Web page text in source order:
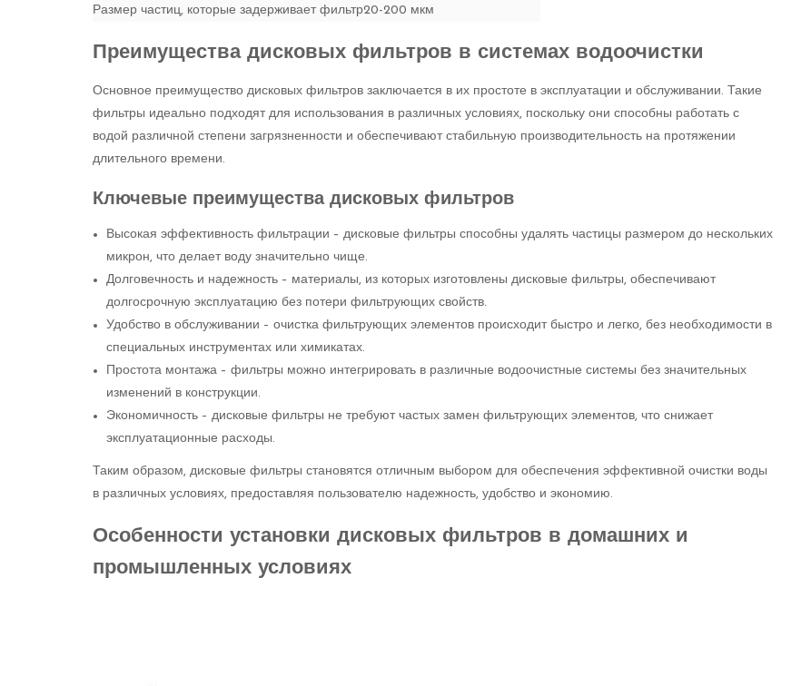
Размер частиц, которые задерживает фильтр20-200 мкм
Преимущества дисковых фильтров в системах водоочистки
Основное преимущество дисковых фильтров заключается в их простоте в эксплуатации и обслуживании. Такие
фильтры идеально подходят для использования в различных условиях, поскольку они способны работать с
водой различной степени загрязненности и обеспечивают стабильную производительность на протяжении
длительного времени.
Ключевые преимущества дисковых фильтров
Высокая эффективность фильтрации – дисковые фильтры способны удалять частицы размером до нескольких
микрон, что делает воду значительно чище.
Долговечность и надежность – материалы, из которых изготовлены дисковые фильтры, обеспечивают
долгосрочную эксплуатацию без потери фильтрующих свойств.
Удобство в обслуживании – очистка фильтрующих элементов происходит быстро и легко, без необходимости в
специальных инструментах или химикатах.
Простота монтажа – фильтры можно интегрировать в различные водоочистные системы без значительных
изменений в конструкции.
Экономичность – дисковые фильтры не требуют частых замен фильтрующих элементов, что снижает
эксплуатационные расходы.
Таким образом, дисковые фильтры становятся отличным выбором для обеспечения эффективной очистки воды
в различных условиях, предоставляя пользователю надежность, удобство и экономию.
Особенности установки дисковых фильтров в домашних и
промышленных условиях